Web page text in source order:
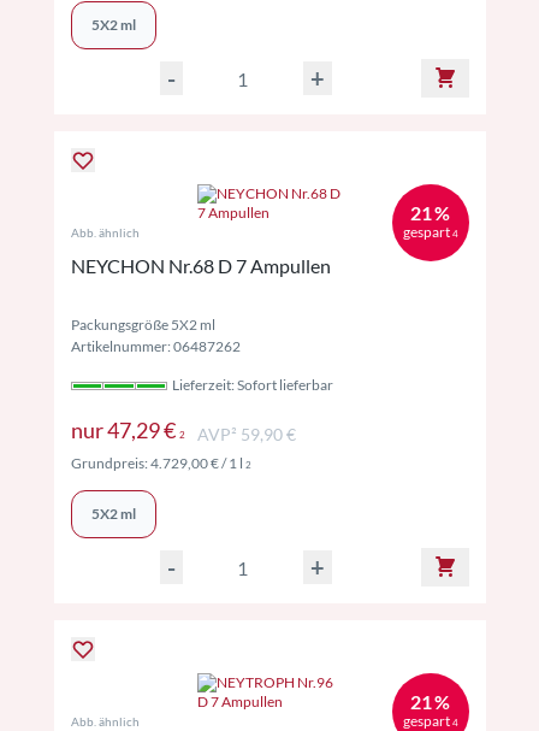
5X2 ml
- +
21 %
gespart 4
Abb. ähnlich
NEYCHON Nr.68 D 7 Ampullen
Packungsgröße 5X2 ml
Artikelnummer: 06487262
Lieferzeit: Sofort lieferbar
nur47,29 € 2Preise inkl. MwSt. ggf. zzgl. Versand
AVP² 59,90 €
Grundpreis:4.729,00 €/ 1 l 2Preise inkl. MwSt. ggf. zzgl. Versand
5X2 ml
- +
21 %
gespart 4
Abb. ähnlich